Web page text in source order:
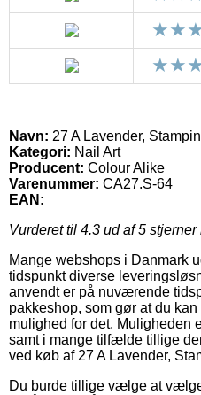
Navn: 27 A Lavender,
Kategori: Nail Art
Producent: Colour Alike
Varenummer: CA27.S-64
EAN:
Vurderet til 4.3 ud af 5 stjerner
Mange webshops i Danmark
tidspunkt diverse
anvendt er på nuværende
pakkeshop, som gør at du
mulighed for det. Muligheden
samt i mange tilfælde tillige
ved køb af 27 A Lavender,
Du burde tillige vælge at